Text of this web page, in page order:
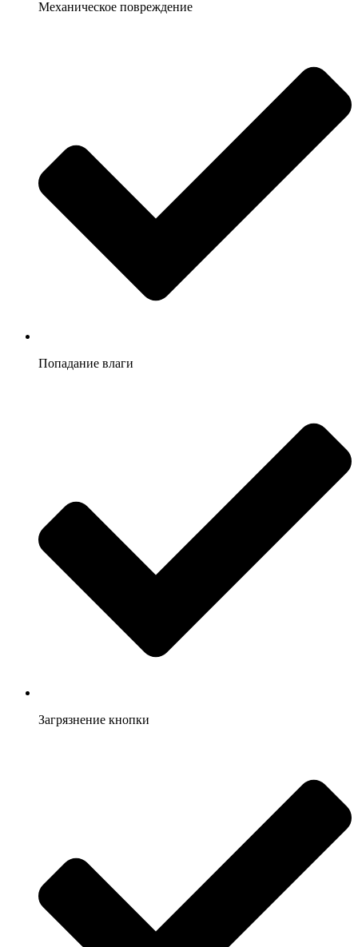
Механическое повреждение
Попадание влаги
Загрязнение кнопки